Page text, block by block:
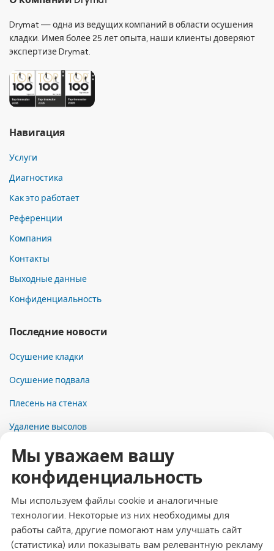
Drymat — одна из ведущих компаний в области осушения
кладки. Имея более 25 лет опыта, наши клиенты доверяют
экспертизе Drymat.
Навигация
Услуги
Диагностика
Как это работает
Референции
Компания
Контакты
Выходные данные
Конфиденциальность
Последние новости
Осушение кладки
Осушение подвала
Плесень на стенах
Удаление высолов
Контакты
Адрес
Dresdner Straße 24, 09577 Niederwiesa
Телефон
+49 (0)3726 - 720 560
Мы уважаем вашу
конфиденциальность
Мы используем файлы cookie и аналогичные
технологии. Некоторые из них необходимы для
работы сайта, другие помогают нам улучшать сайт
(статистика) или показывать вам релевантную рекламу